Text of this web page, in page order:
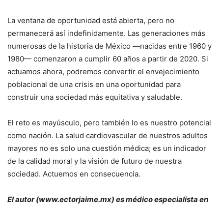
La ventana de oportunidad está abierta, pero no
permanecerá así indefinidamente. Las generaciones más
numerosas de la historia de México —nacidas entre 1960 y
1980— comenzaron a cumplir 60 años a partir de 2020. Si
actuamos ahora, podremos convertir el envejecimiento
poblacional de una crisis en una oportunidad para
construir una sociedad más equitativa y saludable.
El reto es mayúsculo, pero también lo es nuestro potencial
como nación. La salud cardiovascular de nuestros adultos
mayores no es solo una cuestión médica; es un indicador
de la calidad moral y la visión de futuro de nuestra
sociedad. Actuemos en consecuencia.
El autor (www.ectorjaime.mx) es médico especialista en